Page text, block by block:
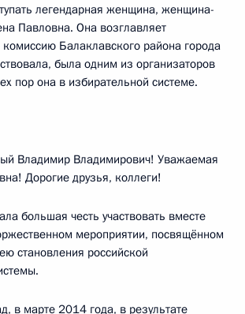
легендарная женщина, женщина-
Павловна. Она возглавляет
Балаклавского района города
была одним из организаторов
пор она в избирательной системе.
Владимир Владимирович! Уважаемая
Дорогие друзья, коллеги!
большая честь участвовать вместе
мероприятии, посвящённом
становления российской
в марте 2014 года, в результате